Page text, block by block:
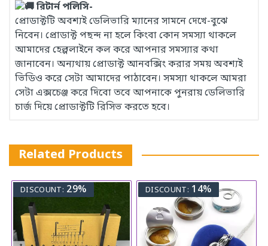
রিটার্ন পলিসি-
প্রোডাক্টটি অবশ্যই ডেলিভারি ম্যানের সামনে দেখে-বুঝে
নিবেন। প্রোডাক্ট পছন্দ না হলে কিংবা কোন সমস্যা থাকলে
আমাদের হেল্পলাইনে কল করে আপনার সমস্যার কথা
জানাবেন। অন্যথায় প্রোডাক্ট আনবক্সিং করার সময় অবশ্যই
ভিডিও করে সেটা আমাদের পাঠাবেন। সমস্যা থাকলে আমরা
সেটা এক্সচেঞ্জ করে দিবো তবে আপনাকে পুনরায় ডেলিভারি
চার্জ দিয়ে প্রোডাক্টটি রিসিভ করতে হবে।
Related Products
DISCOUNT: 29% DISCOUNT: 14%